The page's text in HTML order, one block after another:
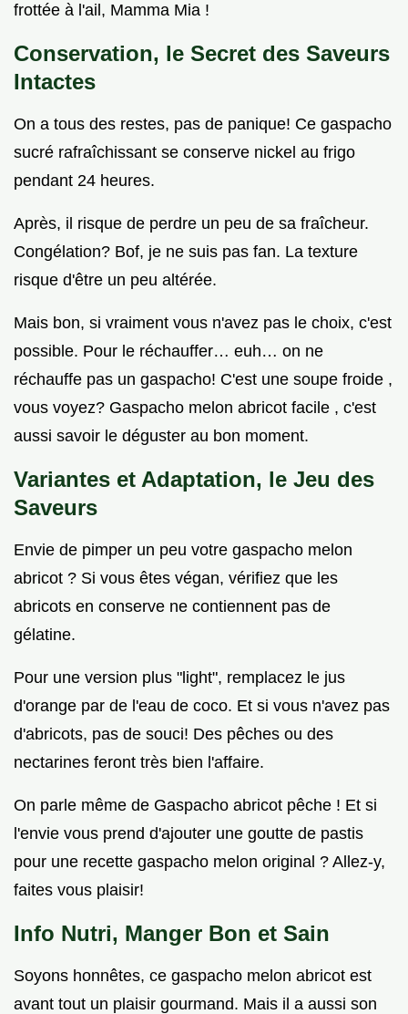
frottée à l'ail, Mamma Mia !
Conservation, le Secret des Saveurs
Intactes
On a tous des restes, pas de panique! Ce gaspacho
sucré rafraîchissant se conserve nickel au frigo
pendant 24 heures.
Après, il risque de perdre un peu de sa fraîcheur.
Congélation? Bof, je ne suis pas fan. La texture
risque d'être un peu altérée.
Mais bon, si vraiment vous n'avez pas le choix, c'est
possible. Pour le réchauffer… euh… on ne
réchauffe pas un gaspacho! C'est une soupe froide ,
vous voyez? Gaspacho melon abricot facile , c'est
aussi savoir le déguster au bon moment.
Variantes et Adaptation, le Jeu des
Saveurs
Envie de pimper un peu votre gaspacho melon
abricot ? Si vous êtes végan, vérifiez que les
abricots en conserve ne contiennent pas de
gélatine.
Pour une version plus "light", remplacez le jus
d'orange par de l'eau de coco. Et si vous n'avez pas
d'abricots, pas de souci! Des pêches ou des
nectarines feront très bien l'affaire.
On parle même de Gaspacho abricot pêche ! Et si
l'envie vous prend d'ajouter une goutte de pastis
pour une recette gaspacho melon original ? Allez-y,
faites vous plaisir!
Info Nutri, Manger Bon et Sain
Soyons honnêtes, ce gaspacho melon abricot est
avant tout un plaisir gourmand. Mais il a aussi son